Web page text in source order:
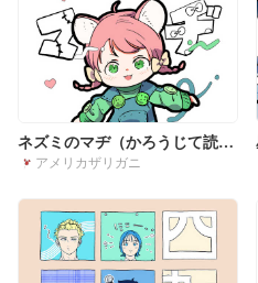
ネズミのマヂ（かろうじて読め
るネーム）
アメリカザリガニ